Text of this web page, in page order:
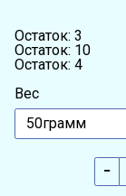
Остаток: 3
Остаток: 10
Остаток: 4
Вес